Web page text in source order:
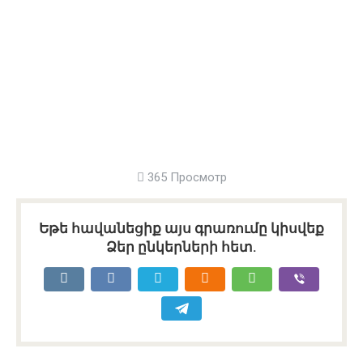
365 Просмотр
Եթե հավանեցիք այս գրառումը կիսվեք
Ձեր ընկերների հետ.